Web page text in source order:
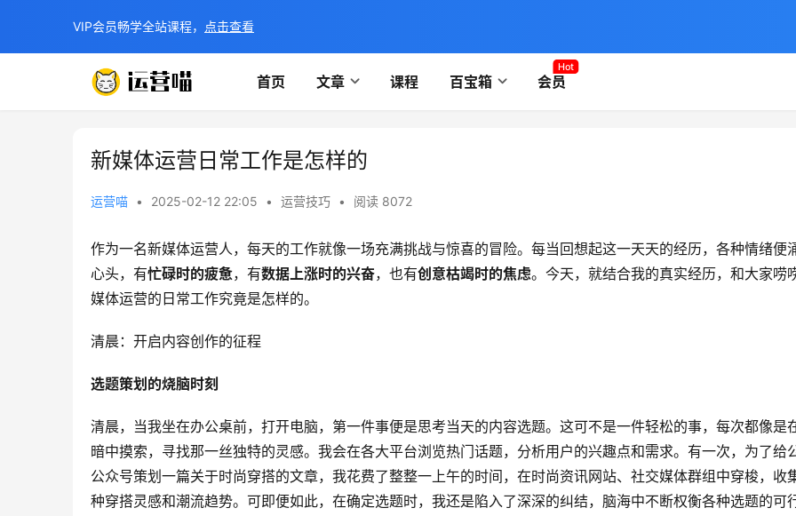
首页 文章 课程 百宝箱 会员
Hot
新媒体运营日常工作是怎样的
运营喵 • 2025-02-12 22:05 • 运营技巧 • 阅读 8072
作为一名新媒体运营人，每天的工作就像一场充满挑战与惊喜的冒险。每当回想起这一天天的经历，各种情绪便
心头，有忙碌时的疲惫，有数据上涨时的兴奋，也有创意枯竭时的焦虑。今天，就结合我的真实经历，和大家唠
媒体运营的日常工作究竟是怎样的。
清晨：开启内容创作的征程
选题策划的烧脑时刻
清晨，当我坐在办公桌前，打开电脑，第一件事便是思考当天的内容选题。这可不是一件轻松的事，每次都像是
暗中摸索，寻找那一丝独特的灵感。我会在各大平台浏览热门话题，分析用户的兴趣点和需求。有一次，为了给
公众号策划一篇关于时尚穿搭的文章，我花费了整整一上午的时间，在时尚资讯网站、社交媒体群组中穿梭，收
种穿搭灵感和潮流趋势。可即便如此，在确定选题时，我还是陷入了深深的纠结，脑海中不断权衡各种选题的可
VIP会员畅学全站课程， 点击查看